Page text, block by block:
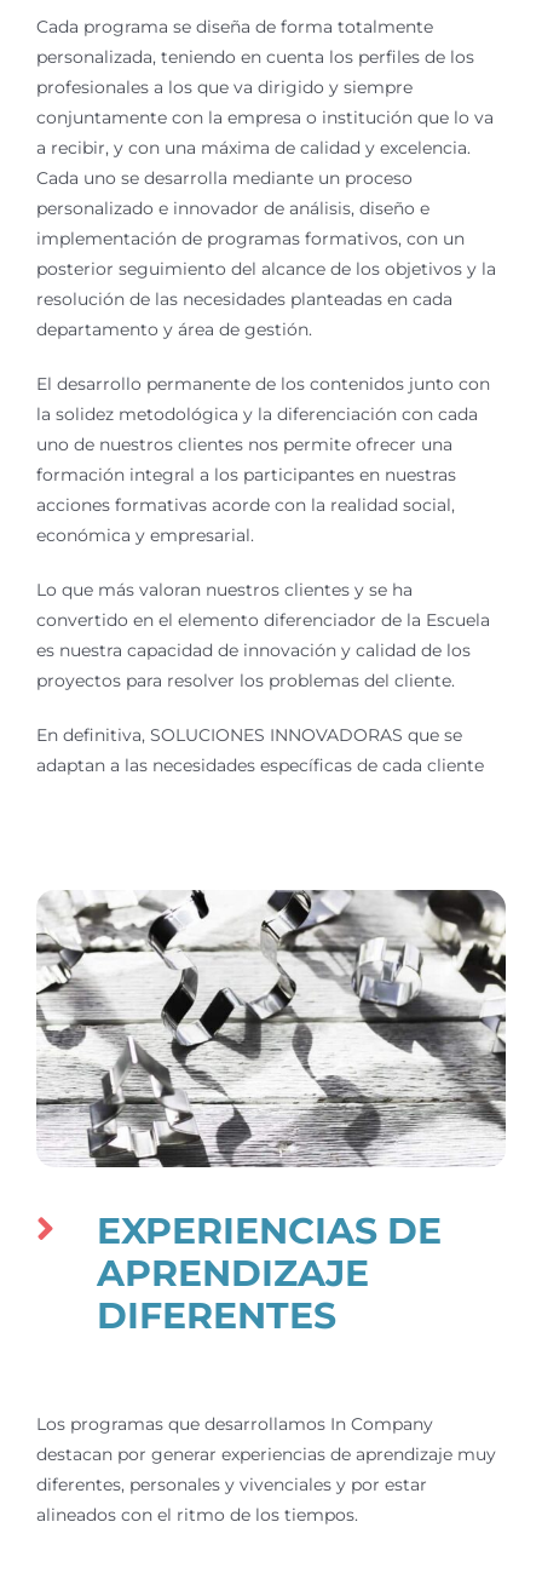
Cada programa se diseña de forma totalmente
personalizada, teniendo en cuenta los perfiles de los
profesionales a los que va dirigido y siempre
conjuntamente con la empresa o institución que lo va
a recibir, y con una máxima de calidad y excelencia.
Cada uno se desarrolla mediante un proceso
personalizado e innovador de análisis, diseño e
implementación de programas formativos, con un
posterior seguimiento del alcance de los objetivos y la
resolución de las necesidades planteadas en cada
departamento y área de gestión.
El desarrollo permanente de los contenidos junto con
la solidez metodológica y la diferenciación con cada
uno de nuestros clientes nos permite ofrecer una
formación integral a los participantes en nuestras
acciones formativas acorde con la realidad social,
económica y empresarial.
Lo que más valoran nuestros clientes y se ha
convertido en el elemento diferenciador de la Escuela
es nuestra capacidad de innovación y calidad de los
proyectos para resolver los problemas del cliente.
En definitiva, SOLUCIONES INNOVADORAS que se
adaptan a las necesidades específicas de cada cliente
EXPERIENCIAS DE
APRENDIZAJE
DIFERENTES
Los programas que desarrollamos In Company
destacan por generar experiencias de aprendizaje muy
diferentes, personales y vivenciales y por estar
alineados con el ritmo de los tiempos.